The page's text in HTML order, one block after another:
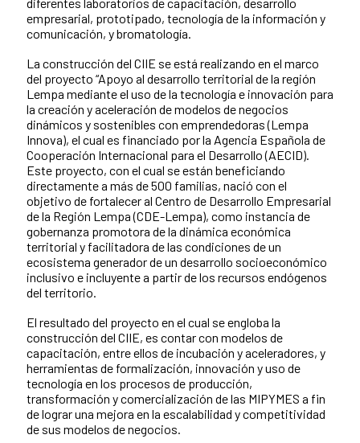
diferentes laboratorios de capacitación, desarrollo
empresarial, prototipado, tecnología de la información y
comunicación, y bromatología.
La construcción del CIIE se está realizando en el marco
del proyecto “Apoyo al desarrollo territorial de la región
Lempa mediante el uso de la tecnología e innovación para
la creación y aceleración de modelos de negocios
dinámicos y sostenibles con emprendedoras (Lempa
Innova), el cual es financiado por la Agencia Española de
Cooperación Internacional para el Desarrollo (AECID).
Este proyecto, con el cual se están beneficiando
directamente a más de 500 familias, nació con el
objetivo de fortalecer al Centro de Desarrollo Empresarial
de la Región Lempa (CDE-Lempa), como instancia de
gobernanza promotora de la dinámica económica
territorial y facilitadora de las condiciones de un
ecosistema generador de un desarrollo socioeconómico
inclusivo e incluyente a partir de los recursos endógenos
del territorio.
El resultado del proyecto en el cual se engloba la
construcción del CIIE, es contar con modelos de
capacitación, entre ellos de incubación y aceleradores, y
herramientas de formalización, innovación y uso de
tecnología en los procesos de producción,
transformación y comercialización de las MIPYMES a fin
de lograr una mejora en la escalabilidad y competitividad
de sus modelos de negocios.